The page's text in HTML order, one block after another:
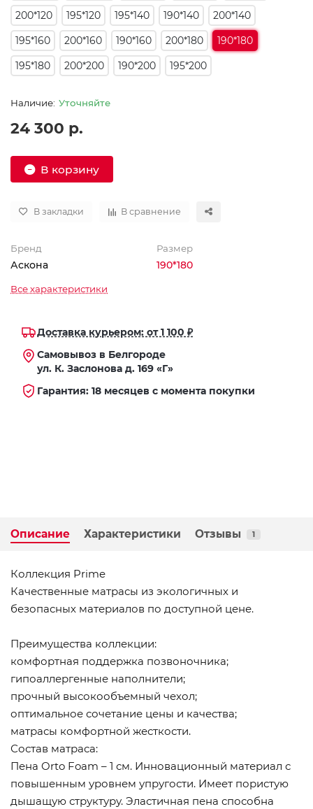
200*120
195*120 195*140 190*140
200*140
195*160
200*160 190*160 200*180
190*180
195*180
200*200 190*200 195*200
Уточняйте
24 300 р.
В корзину
В закладки В сравнение
Бренд
Аскона
Размер
190*180
Все характеристики
Доставка курьером: от 1 100 ₽
Самовывоз в Белгороде
ул. К. Заслонова д. 169 «Г»
Гарантия: 18 месяцев с момента покупки
Описание Характеристики Отзывы 1
Коллекция Prime
Качественные матрасы из экологичных и
безопасных материалов по доступной цене.
Преимущества коллекции:
комфортная поддержка позвоночника;
гипоаллергенные наполнители;
прочный высокообъемный чехол;
оптимальное сочетание цены и качества;
матрасы комфортной жесткости.
Состав матраса:
Пена Orto Foam – 1 см. Инновационный материал с
повышенным уровнем упругости. Имеет пористую
дышащую структуру. Эластичная пена способна